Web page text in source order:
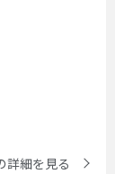
詳細を見る